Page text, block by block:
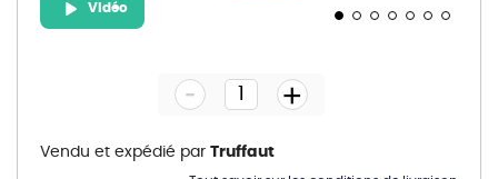
Vidéo
gallery
- +
Vendu et expédié par Truffaut